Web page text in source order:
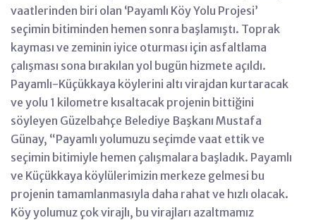
vaatlerinden biri olan ‘Payamlı Köy Yolu Projesi’
seçimin bitiminden hemen sonra başlamıştı. Toprak
kayması ve zeminin iyice oturması için asfaltlama
çalışması sona bırakılan yol bugün hizmete açıldı.
Payamlı-Küçükkaya köylerini altı virajdan kurtaracak
ve yolu 1 kilometre kısaltacak projenin bittiğini
söyleyen Güzelbahçe Belediye Başkanı Mustafa
Günay, “Payamlı yolumuzu seçimde vaat ettik ve
seçimin bitimiyle hemen çalışmalara başladık. Payamlı
ve Küçükkaya köylülerimizin merkeze gelmesi bu
projenin tamamlanmasıyla daha rahat ve hızlı olacak.
Köy yolumuz çok virajlı, bu virajları azaltmamız